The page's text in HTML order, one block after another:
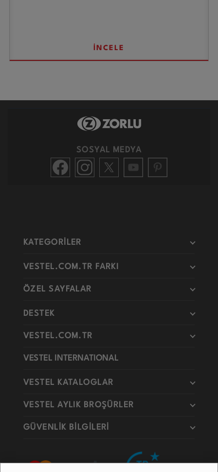
İNCELE
SOSYAL MEDYA
KATEGORİLER
VESTEL.COM.TR FARKI
ÖZEL SAYFALAR
DESTEK
VESTEL.COM.TR
VESTEL INTERNATIONAL
VESTEL KATALOGLAR
VESTEL AYLIK BROŞÜRLER
GÜVENLİK BİLGİLERİ